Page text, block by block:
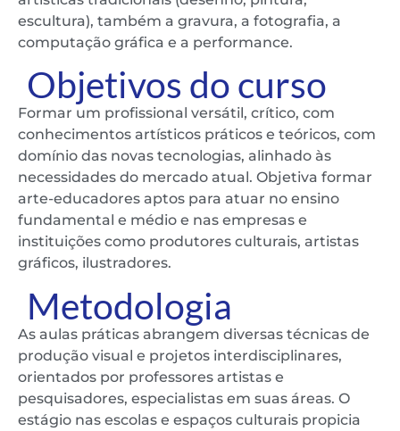
escultura), também a gravura, a fotografia, a
computação gráfica e a performance.
Objetivos do curso
Formar um profissional versátil, crítico, com
conhecimentos artísticos práticos e teóricos, com
domínio das novas tecnologias, alinhado às
necessidades do mercado atual. Objetiva formar
arte-educadores aptos para atuar no ensino
fundamental e médio e nas empresas e
instituições como produtores culturais, artistas
gráficos, ilustradores.
Metodologia
As aulas práticas abrangem diversas técnicas de
produção visual e projetos interdisciplinares,
orientados por professores artistas e
pesquisadores, especialistas em suas áreas. O
estágio nas escolas e espaços culturais propicia